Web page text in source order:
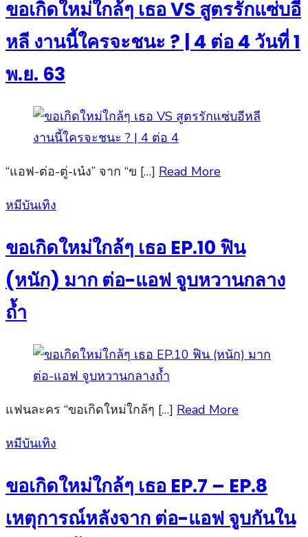
ขอเกิดใหม่ใกล้ๆ เธอ VS สูตรรักแซ่บอี
หลี งานนี้ใครจะชนะ ? | 4 ต่อ 4 วันที่ 1
พ.ย. 63
“แอฟ-ต่อ-ตู่-เน๋ง” จาก “ข […] Read More
Posted
หมีบันเทิง
ขอเกิดใหม่ใกล้ๆ เธอ EP.10 ฟิน
(หนัก) มาก ต่อ-แอฟ จูบหวานกลาง
ถ้ำ
แฟนละคร “ขอเกิดใหม่ใกล้ๆ […] Read More
Posted
หมีบันเทิง
ขอเกิดใหม่ใกล้ๆ เธอ EP.7 – EP.8
เหตุการณ์หลังจาก ต่อ-แอฟ จูบกันใน